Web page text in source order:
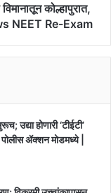
कोल्हापुरात,
NEET Re-Exam
उद्या होणारी ‘टीईटी’
पोलीस ॲक्शन मोडमध्ये |